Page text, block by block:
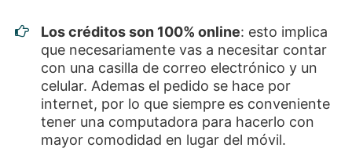
Los créditos son 100% online: esto implica
que necesariamente vas a necesitar contar
con una casilla de correo electrónico y un
celular. Ademas el pedido se hace por
internet, por lo que siempre es conveniente
tener una computadora para hacerlo con
mayor comodidad en lugar del móvil.